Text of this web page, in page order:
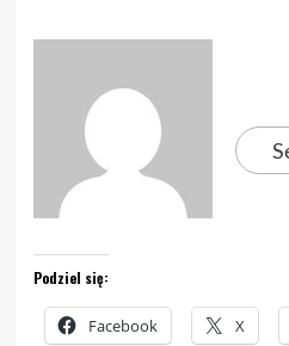
Podziel się:
Facebook X